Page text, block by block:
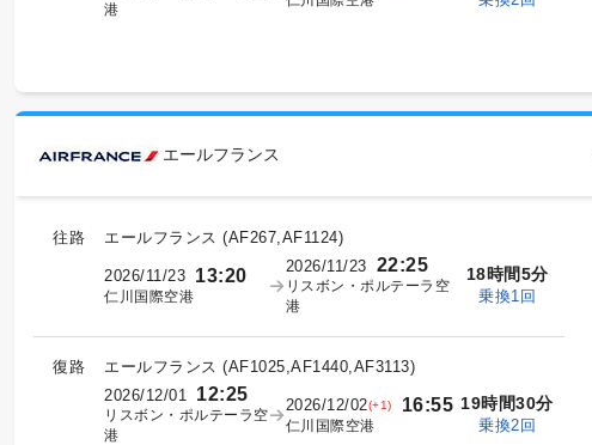
港
エールフランス
往路 エールフランス (AF267,AF1124)
2026/11/23 13:20
仁川国際空港
2026/11/23 22:25
リスボン・ポルテーラ空
港
18時間5分
乗換1回
復路 エールフランス (AF1025,AF1440,AF3113)
2026/12/01
12:25
リスボン・ポルテーラ空
港
2026/12/02(+1) 16:55
仁川国際空港
19時間30分
乗換2回